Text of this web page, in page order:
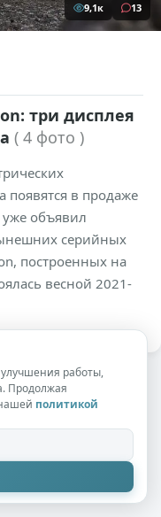
9,1к 13
три дисплея
( 4 фото )
появятся в продаже
объявил
серийных
построенных на
весной 2021-
работы,
Продолжая
политикой